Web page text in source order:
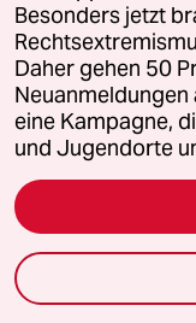
in was für
wenn
M Morini
Guter
auch ein
Wenn ich
Besonders jetzt
Daher gehen 50
Neuanmeldungen
eine Kampagne,
und Jugendorte